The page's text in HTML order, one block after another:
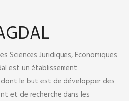
Sciences Juridiques, Economiques
est un établissement
le but est de développer des
et de recherche dans les